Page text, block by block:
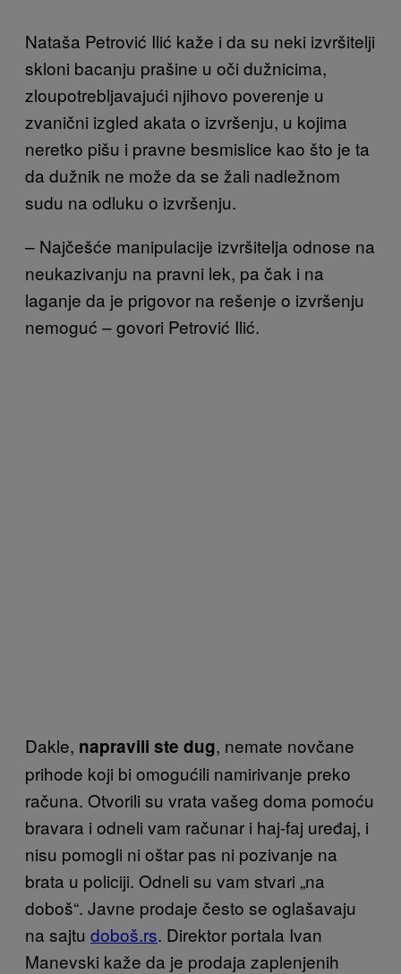
Nataša Petrović Ilić kaže i da su neki izvršitelji
skloni bacanju prašine u oči dužnicima,
zloupotrebljavajući njihovo poverenje u
zvanični izgled akata o izvršenju, u kojima
neretko pišu i pravne besmislice kao što je ta
da dužnik ne može da se žali nadležnom
sudu na odluku o izvršenju.
– Najčešće manipulacije izvršitelja odnose na
neukazivanju na pravni lek, pa čak i na
laganje da je prigovor na rešenje o izvršenju
nemoguć – govori Petrović Ilić.
Dakle, napravili ste dug, nemate novčane
prihode koji bi omogućili namirivanje preko
računa. Otvorili su vrata vašeg doma pomoću
bravara i odneli vam računar i haj-faj uređaj, i
nisu pomogli ni oštar pas ni pozivanje na
brata u policiji. Odneli su vam stvari „na
doboš“. Javne prodaje često se oglašavaju
na sajtu doboš.rs. Direktor portala Ivan
Manevski kaže da je prodaja zaplenjenih